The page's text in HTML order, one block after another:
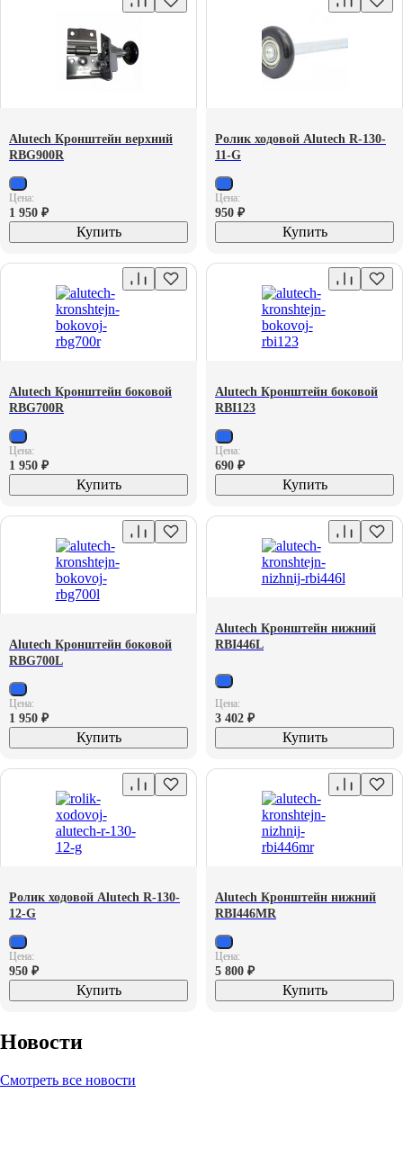
Alutech Кронштейн верхний
RBG900R
Цена:
1 950 ₽
Купить
Ролик ходовой Alutech R-130-
11-G
Цена:
950 ₽
Купить
Alutech Кронштейн боковой
RBG700R
Цена:
1 950 ₽
Купить
Alutech Кронштейн боковой
RBI123
Цена:
690 ₽
Купить
Alutech Кронштейн боковой
RBG700L
Цена:
1 950 ₽
Купить
Alutech Кронштейн нижний
RBI446L
Цена:
3 402 ₽
Купить
Ролик ходовой Alutech R-130-
12-G
Цена:
950 ₽
Купить
Alutech Кронштейн нижний
RBI446MR
Цена:
5 800 ₽
Купить
Новости
Смотреть все новости